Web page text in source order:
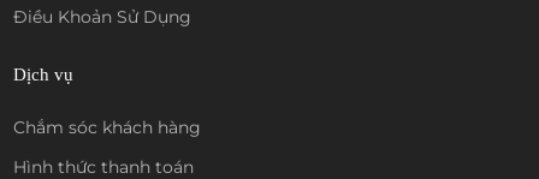
Điều Khoản Sử Dụng
Dịch vụ
Chắm sóc khách hàng
Hình thức thanh toán